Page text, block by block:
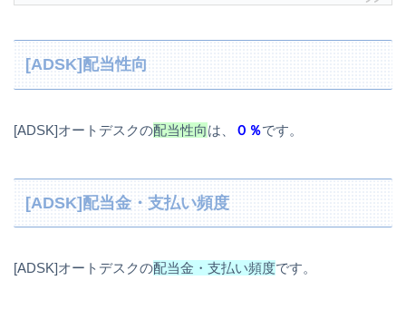
[ADSK]配当性向
[ADSK]オートデスクの配当性向は、 ０％です。
[ADSK]配当金・支払い頻度
[ADSK]オートデスクの配当金・支払い頻度です。